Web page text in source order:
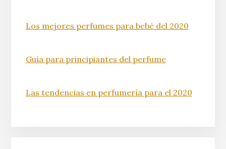
Los mejores perfumes para bebé del 2020
Guía para principiantes del perfume
Las tendencias en perfumería para el 2020